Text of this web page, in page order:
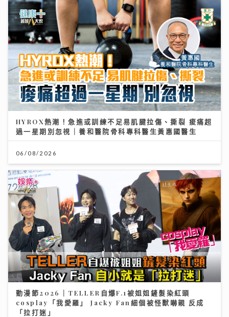
HYROX熱潮！急進或訓練不足易肌腱拉傷、撕裂 痠痛超
過一星期別忽視｜養和醫院骨科專科醫生黃惠國醫生
06/08/2026
動漫節2026｜TELLER自爆F.1被姐姐鏟髮染紅頭
cosplay「我愛羅」 Jacky Fan細個被怪獸嚇親 反成
「拉打迷」